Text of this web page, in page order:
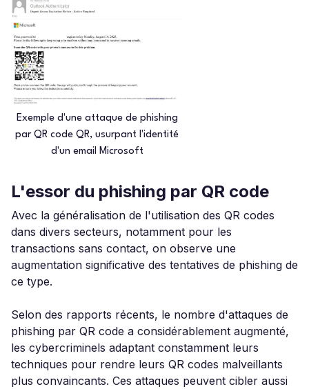
Exemple d'une attaque de phishing
par QR code QR, usurpant l'identité
d'un email Microsoft
L'essor du phishing par QR code
Avec la généralisation de l'utilisation des QR codes
dans divers secteurs, notamment pour les
transactions sans contact, on observe une
augmentation significative des tentatives de phishing de
ce type.
Selon des rapports récents, le nombre d'attaques de
phishing par QR code a considérablement augmenté,
les cybercriminels adaptant constamment leurs
techniques pour rendre leurs QR codes malveillants
plus convaincants. Ces attaques peuvent cibler aussi